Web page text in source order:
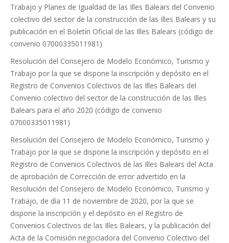
Trabajo y Planes de Igualdad de las Illes Balears del Convenio
colectivo del sector de la construcción de las Illes Balears y su
publicación en el Boletín Oficial de las Illes Balears (código de
convenio 07000335011981)
Resolución del Consejero de Modelo Económico, Turismo y
Trabajo por la que se dispone la inscripción y depósito en el
Registro de Convenios Colectivos de las Illes Balears del
Convenio colectivo del sector de la construcción de las Illes
Balears para el año 2020 (código de convenio
07000335011981)
Resolución del Consejero de Modelo Económico, Turismo y
Trabajo por la que se dispone la inscripción y depósito en el
Registro de Convenios Colectivos de las Illes Balears del Acta
de aprobación de Corrección de error advertido en la
Resolución del Consejero de Modelo Económico, Turismo y
Trabajo, de día 11 de noviembre de 2020, por la que se
dispone la inscripción y el depósito en el Registro de
Convenios Colectivos de las Illes Balears, y la publicación del
Acta de la Comisión negociadora del Convenio Colectivo del